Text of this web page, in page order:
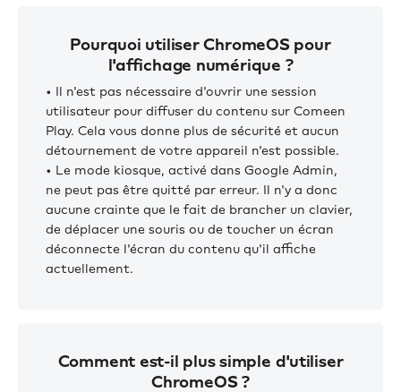
Pourquoi utiliser ChromeOS pour
l'affichage numérique ?
• Il n'est pas nécessaire d'ouvrir une session
utilisateur pour diffuser du contenu sur Comeen
Play. Cela vous donne plus de sécurité et aucun
détournement de votre appareil n'est possible.
• Le mode kiosque, activé dans Google Admin,
ne peut pas être quitté par erreur. Il n'y a donc
aucune crainte que le fait de brancher un clavier,
de déplacer une souris ou de toucher un écran
déconnecte l'écran du contenu qu'il affiche
actuellement.
Comment est-il plus simple d'utiliser
ChromeOS ?